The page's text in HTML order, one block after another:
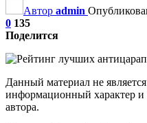
Автор admin
0 135
Поделится
Данный материал не
информационный характер и
автора.